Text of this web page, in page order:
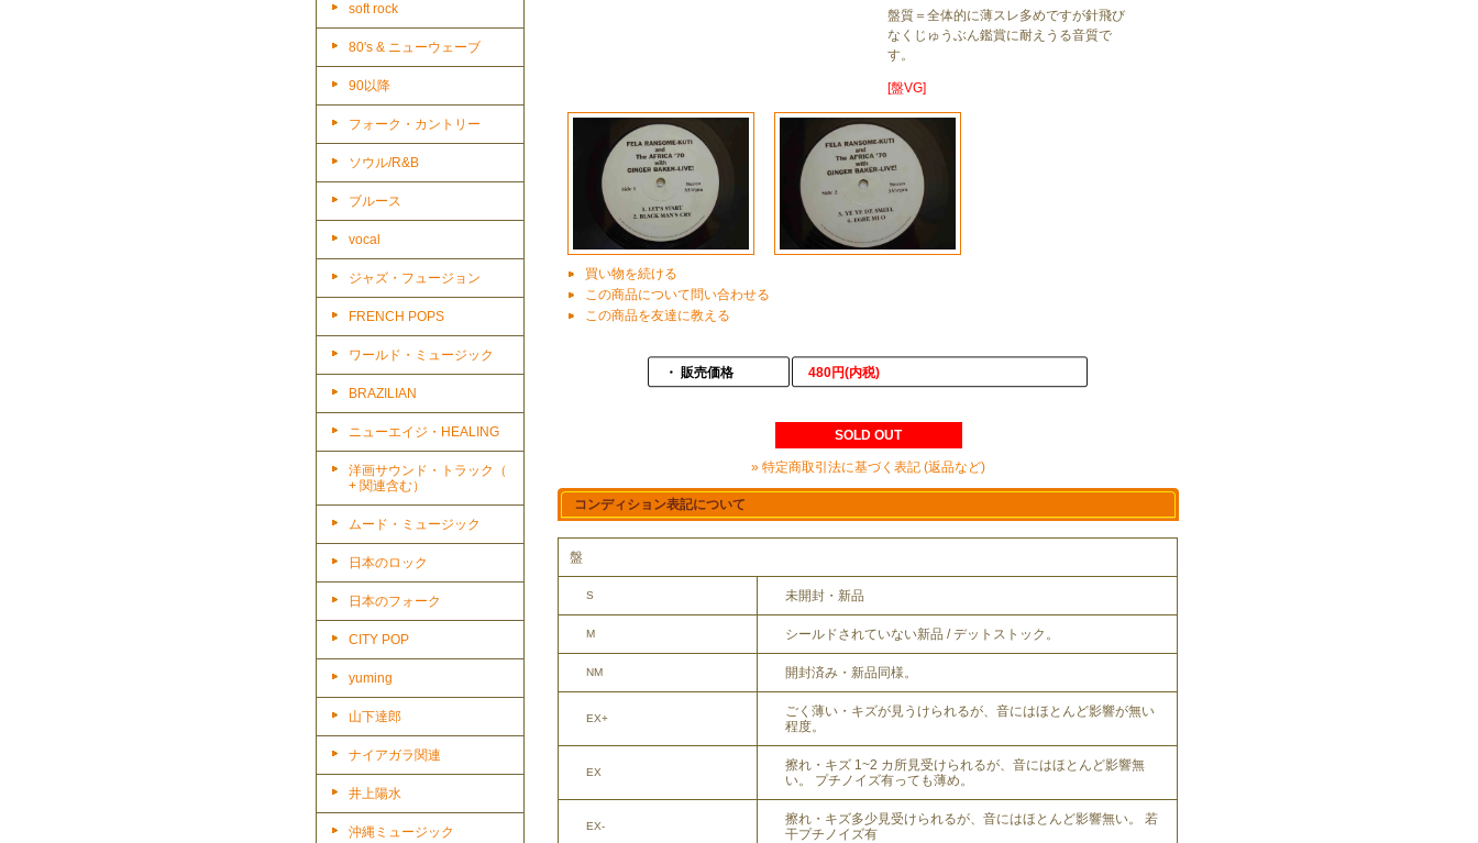
soft rock
80's & ニューウェーブ
90以降
フォーク・カントリー
ソウル/R&B
ブルース
vocal
ジャズ・フュージョン
FRENCH POPS
ワールド・ミュージック
BRAZILIAN
ニューエイジ・HEALING
洋画サウンド・トラック（
+ 関連含む）
ムード・ミュージック
日本のロック
日本のフォーク
CITY POP
yuming
山下達郎
ナイアガラ関連
井上陽水
沖縄ミュージック
盤質＝全体的に薄スレ多めですが針飛び
なくじゅうぶん鑑賞に耐えうる音質で
す。
[盤VG]
買い物を続ける
この商品について問い合わせる
この商品を友達に教える
・ 販売価格 480円(内税)
SOLD OUT
» 特定商取引法に基づく表記 (返品など)
コンディション表記について
盤
S 未開封・新品
M シールドされていない新品 / デットストック。
NM 開封済み・新品同様。
EX+
ごく薄い・キズが見うけられるが、音にはほとんど影響が無い
程度。
EX
擦れ・キズ 1~2 カ所見受けられるが、音にはほとんど影響無
い。 プチノイズ有っても薄め。
EX-
擦れ・キズ多少見受けられるが、音にはほとんど影響無い。 若
干プチノイズ有